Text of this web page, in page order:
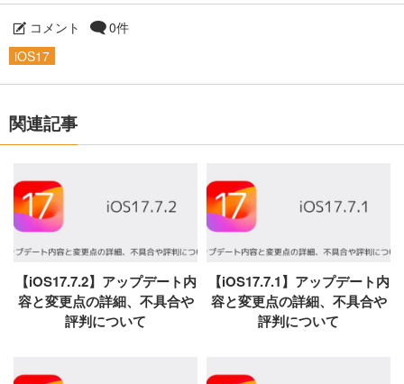
コメント
0件
iOS17
関連記事
【iOS17.7.2】アップデート内
容と変更点の詳細、不具合や
評判について
【iOS17.7.1】アップデート内
容と変更点の詳細、不具合や
評判について